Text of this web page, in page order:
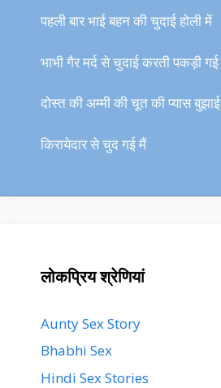
पहली बार भाई बहन की चुदाई होली में
भाभी गैर मर्द से चुदाई करती पकड़ी गई
दोस्त की अम्मी की चूत की प्यास बुझाई
किरायेदार से चुद गई मैं
लोकप्रिय श्रेणियां
Aunty Sex Story
Bhabhi Sex
Hindi Sex Stories